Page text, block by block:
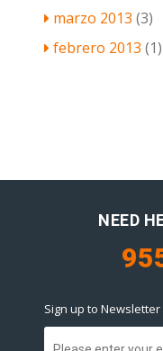
marzo 2013 (3)
febrero 2013 (1)
NEED
Sign up to